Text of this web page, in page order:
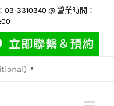
03-3310340 @ 營業時間：
▼